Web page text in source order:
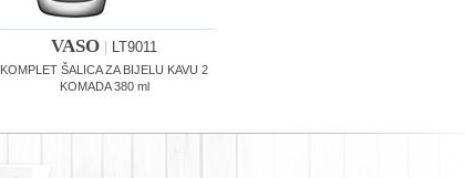
VASO LT9011
KOMPLET ŠALICA ZA BIJELU KAVU 2
KOMADA 380 ml